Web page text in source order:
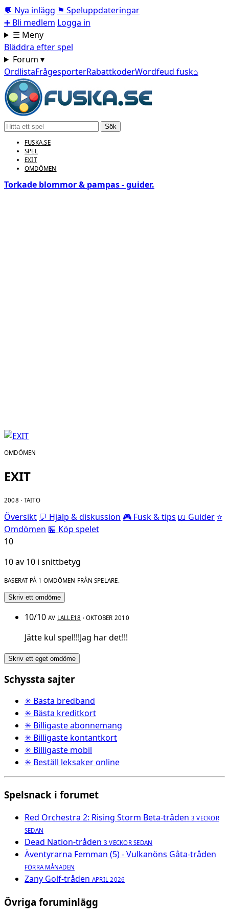
💬 Nya inlägg ⚑ Speluppdateringar
➕ Bli medlem Logga in
☰ Meny
Bläddra efter spel
Forum ▾
OrdlistaFrågesporterRabattkoderWordfeud fusk⌂
Sök
FUSKA.SE
SPEL
EXIT
OMDÖMEN
Torkade blommor & pampas - guider.
OMDÖMEN
EXIT
2008 · TAITO
Översikt 💬 Hjälp & diskussion 🎮 Fusk & tips 📖 Guider ⭐
Omdömen 🏪 Köp spelet
10
10 av 10 i snittbetyg
BASERAT PÅ 1 OMDÖMEN FRÅN SPELARE.
Skriv ett omdöme
10/10 AV LALLE18 · OKTOBER 2010
Jätte kul spel!!!Jag har det!!!
Skriv ett eget omdöme
Schyssta sajter
✳ Bästa bredband
✳ Bästa kreditkort
✳ Billigaste abonnemang
✳ Billigaste kontantkort
✳ Billigaste mobil
✳ Beställ leksaker online
Spelsnack i forumet
Red Orchestra 2: Rising Storm Beta-tråden 3 VECKOR
SEDAN
Dead Nation-tråden 3 VECKOR SEDAN
Äventyrarna Femman (5) - Vulkanöns Gåta-tråden
FÖRRA MÅNADEN
Zany Golf-tråden APRIL 2026
Övriga foruminlägg